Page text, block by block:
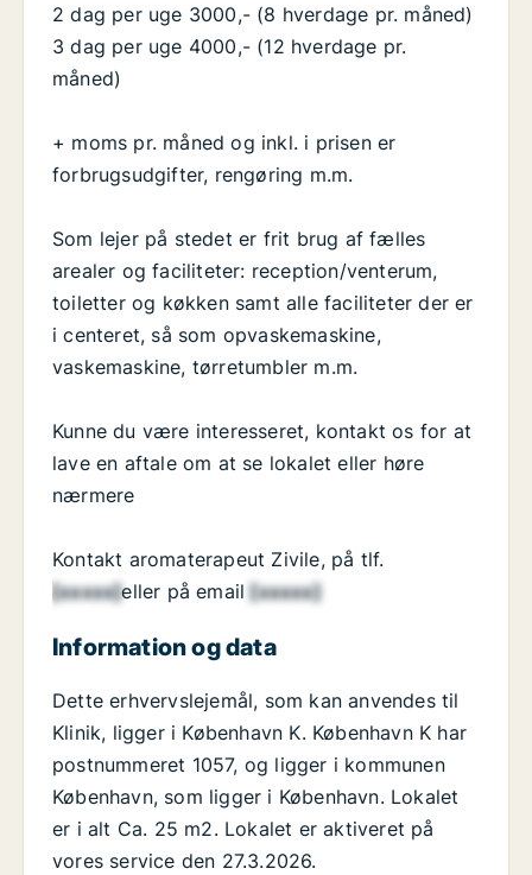
2 dag per uge 3000,- (8 hverdage pr. måned)
3 dag per uge 4000,- (12 hverdage pr.
måned)
+ moms pr. måned og inkl. i prisen er
forbrugsudgifter, rengøring m.m.
Som lejer på stedet er frit brug af fælles
arealer og faciliteter: reception/venterum,
toiletter og køkken samt alle faciliteter der er
i centeret, så som opvaskemaskine,
vaskemaskine, tørretumbler m.m.
Kunne du være interesseret, kontakt os for at
lave en aftale om at se lokalet eller høre
nærmere
Kontakt aromaterapeut Zivile, på tlf.
[xxxxx]eller på email[xxxxx]
Information og data
Dette erhvervslejemål, som kan anvendes til
Klinik, ligger i København K. København K har
postnummeret 1057, og ligger i kommunen
København, som ligger i København. Lokalet
er i alt Ca. 25 m2. Lokalet er aktiveret på
vores service den 27.3.2026.